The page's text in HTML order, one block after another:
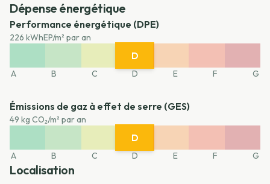
Dépense énergétique
Performance énergétique (DPE)
226 kWhEP/m² par an
D
A
B C D E F G
Émissions de gaz à effet de serre (GES)
49 kg CO₂/m² par an
D
A
B C D E F G
Localisation